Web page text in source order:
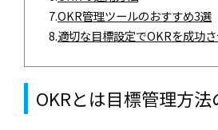
7.OKR管理ツールのおすすめ3選
8.適切な目標設定でOKRを成功
OKRとは目標管理方法